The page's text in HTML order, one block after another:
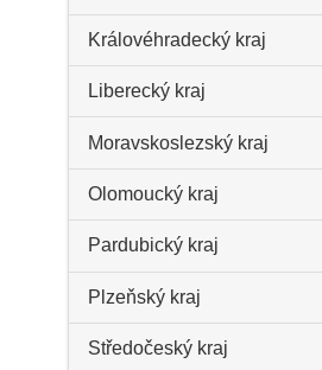
Královéhradecký kraj
Liberecký kraj
Moravskoslezský kraj
Olomoucký kraj
Pardubický kraj
Plzeňský kraj
Středočeský kraj